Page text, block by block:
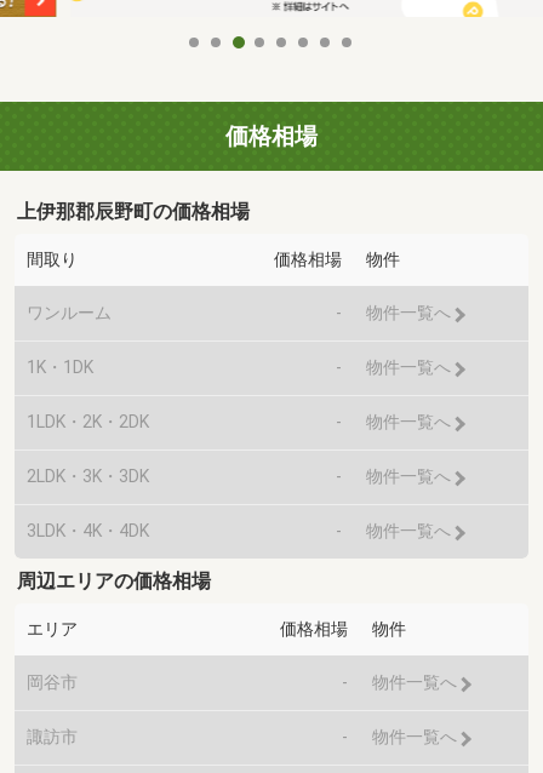
価格相場
上伊那郡辰野町の価格相場
間取り 価格相場 物件
ワンルーム - 物件一覧へ
1K・1DK - 物件一覧へ
1LDK・2K・2DK - 物件一覧へ
2LDK・3K・3DK - 物件一覧へ
3LDK・4K・4DK - 物件一覧へ
周辺エリアの価格相場
エリア 価格相場 物件
岡谷市 - 物件一覧へ
諏訪市 - 物件一覧へ